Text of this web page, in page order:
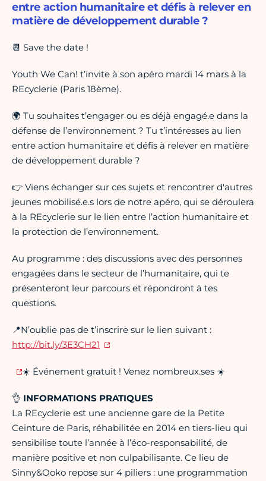
entre action humanitaire et défis à relever en
matière de développement durable ?
📆 Save the date !
Youth We Can! t’invite à son apéro mardi 14 mars à la
REcyclerie (Paris 18ème).
🌍 Tu souhaites t’engager ou es déjà engagé.e dans la
défense de l’environnement ? Tu t’intéresses au lien
entre action humanitaire et défis à relever en matière
de développement durable ?
👉 Viens échanger sur ces sujets et rencontrer d'autres
jeunes mobilisé.e.s lors de notre apéro, qui se déroulera
à la REcyclerie sur le lien entre l’action humanitaire et
la protection de l’environnement.
Au programme : des discussions avec des personnes
engagées dans le secteur de l’humanitaire, qui te
présenteront leur parcours et répondront à tes
questions.
📍N’oublie pas de t’inscrire sur le lien suivant :
http://bit.ly/3E3CH21
☀️ Événement gratuit ! Venez nombreux.ses ☀️
👌 INFORMATIONS PRATIQUES
La REcyclerie est une ancienne gare de la Petite
Ceinture de Paris, réhabilitée en 2014 en tiers-lieu qui
sensibilise toute l’année à l’éco-responsabilité, de
manière positive et non culpabilisante. Ce lieu de
Sinny&Ooko repose sur 4 piliers : une programmation